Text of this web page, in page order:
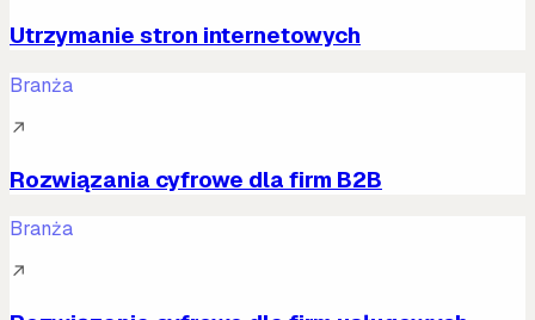
Utrzymanie stron internetowych
Branża
↗
Rozwiązania cyfrowe dla firm B2B
Branża
↗